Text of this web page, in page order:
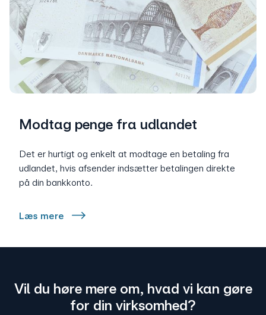
Modtag penge fra udlandet
Det er hurtigt og enkelt at modtage en betaling fra
udlandet, hvis afsender indsætter betalingen direkte
på din bankkonto.
Læs mere
Vil du høre mere om, hvad vi kan gøre
for din virksomhed?